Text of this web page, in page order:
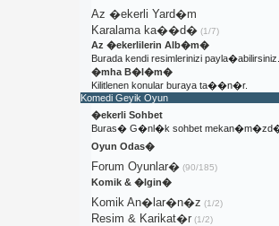
Az �ekerli Yard�m
Karalama ka��d�(1/7)
Az �ekerlilerin Alb�m�
Burada kendi resimlerinizi payla�abilirsiniz.
�mha B�l�m�
Kilitlenen konular buraya ta��n�r.
Komedi Geyik Oyun
�ekerli Sohbet
Buras� G�nl�k sohbet
Oyun Odas�
Forum Oyunlar�(90/185)
Komik & �lgin�
Komik An�lar�n�z (1/2)
Resim & Karikat�r(1/2)